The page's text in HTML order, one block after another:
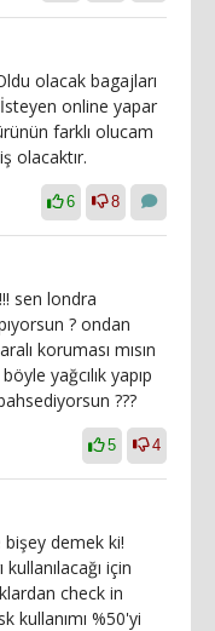
olacak bagajları
online yapar
farklı olucam
olacaktır.
6 8
sen londra
? ondan
koruması mısın
yağcılık yapıp
???
5 4
demek ki!
için
check in
kullanımı %50'yi